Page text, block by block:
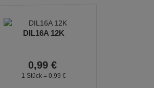
DIL16A 12K
0,99 €
1 Stück = 0, 99 €